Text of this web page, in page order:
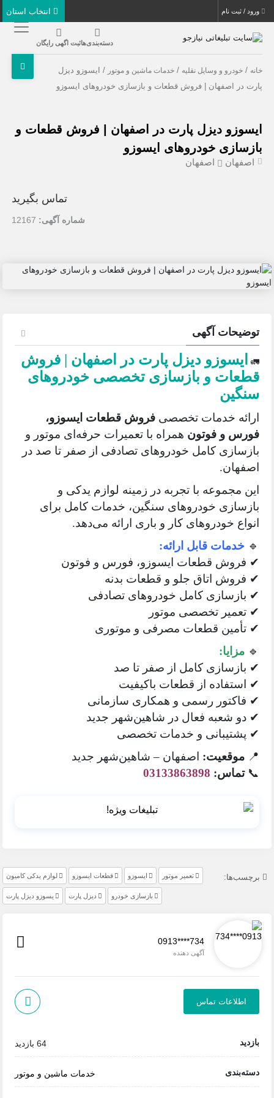
ورود / ثبت نام
دسته‌بندی‌هاثبت اگهی رایگان
خانه /خودرو و وسایل نقلیه /خدمات ماشین و موتور / ایسوزو دیزل
پارت در اصفهان | فروش قطعات و بازسازی خودروهای ایسوزو
ایسوزو دیزل پارت در اصفهان | فروش قطعات و
بازسازی خودروهای ایسوزو
اصفهان اصفهان
تماس بگیرید
شماره آگهی: 12167
توضیحات آگهی
🚛
ایسوزو دیزل پارت در اصفهان | فروش
قطعات و بازسازی تخصصی خودروهای
سنگین
ارائه خدمات تخصصیفروش قطعات ایسوزو،
فورس و فوتون همراه با تعمیرات حرفه‌ای موتور و
بازسازی کامل خودروهای تصادفی از صفر تا صد در
اصفهان.
این مجموعه با تجربه در زمینه لوازم یدکی و
بازسازی خودروهای سنگین، خدمات کامل برای
انواع خودروهای کار و باری ارائه می‌دهد.
🔹 خدمات قابل ارائه:
✔ فروش قطعات ایسوزو، فورس و فوتون
✔ فروش اتاق جلو و قطعات بدنه
✔ بازسازی کامل خودروهای تصادفی
✔ تعمیر تخصصی موتور
✔ تأمین قطعات مصرفی و موتوری
🔹مزایا:
✔ بازسازی کامل از صفر تا صد
✔ استفاده از قطعات باکیفیت
✔ فاکتور رسمی و همکاری سازمانی
✔ دو شعبه فعال در شاهین‌شهر جدید
✔ پشتیبانی و خدمات تخصصی
📍موقعیت: اصفهان – شاهین‌شهر جدید
📞تماس: 03133863898
برچسب‌ها: تعمیر موتور ایسوزو قطعات ایسوزو لوازم یدکی کامیون
بازسازی خودرو دیزل پارت یسوزو دیزل پارت
0913****734
آگهی دهنده
اطلاعات تماس
بازدید 64 بازدید
دسته‌بندی خدمات ماشین و موتور